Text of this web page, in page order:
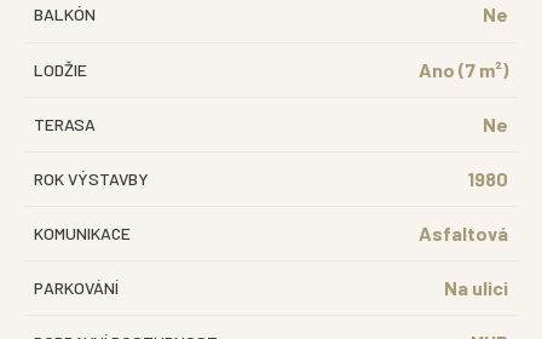
BALKÓN Ne
LODŽIE Ano (7 m²)
TERASA Ne
ROK VÝSTAVBY 1980
KOMUNIKACE Asfaltová
PARKOVÁNÍ Na ulici